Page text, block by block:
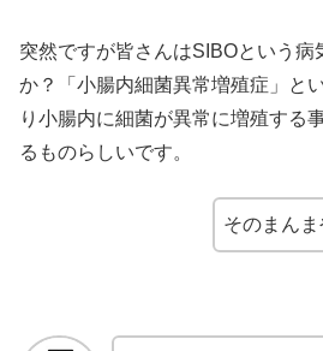
突然ですが皆さんはSIBOという病
か？「小腸内細菌異常増殖症」と
り小腸内に細菌が異常に増殖する
るものらしいです。
そのまんま